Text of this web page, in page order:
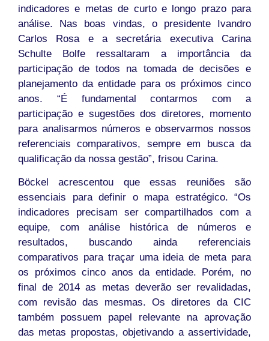
indicadores e metas de curto e longo prazo para
análise. Nas boas vindas, o presidente Ivandro
Carlos Rosa e a secretária executiva Carina
Schulte Bolfe ressaltaram a importância da
participação de todos na tomada de decisões e
planejamento da entidade para os próximos cinco
anos. “É fundamental contarmos com a
participação e sugestões dos diretores, momento
para analisarmos números e observarmos nossos
referenciais comparativos, sempre em busca da
qualificação da nossa gestão”, frisou Carina.
Böckel acrescentou que essas reuniões são
essenciais para definir o mapa estratégico. “Os
indicadores precisam ser compartilhados com a
equipe, com análise histórica de números e
resultados, buscando ainda referenciais
comparativos para traçar uma ideia de meta para
os próximos cinco anos da entidade. Porém, no
final de 2014 as metas deverão ser revalidadas,
com revisão das mesmas. Os diretores da CIC
também possuem papel relevante na aprovação
das metas propostas, objetivando a assertividade,